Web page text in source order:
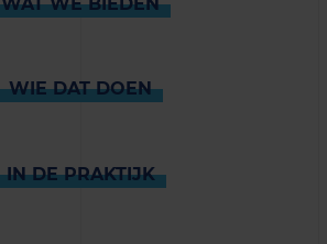
WAT WE BIEDEN
WIE DAT DOEN
IN DE PRAKTIJK